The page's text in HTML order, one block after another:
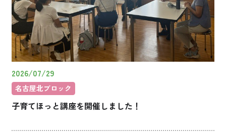
2026/07/29
名古屋北ブロック
子育てほっと講座を開催しました！